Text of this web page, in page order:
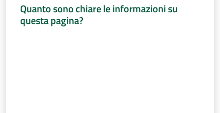
Quanto sono chiare le informazioni su
questa pagina?